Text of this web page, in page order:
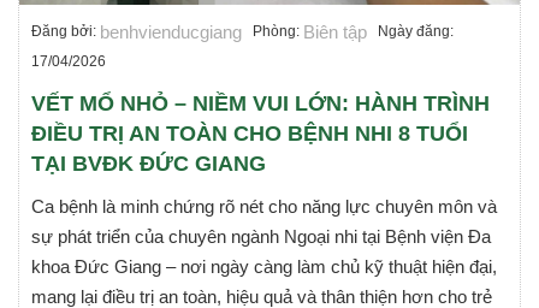
Đăng bởi: benhvienducgiang Phòng: Biên tập Ngày đăng:
17/04/2026
VẾT MỔ NHỎ – NIỀM VUI LỚN: HÀNH TRÌNH
ĐIỀU TRỊ AN TOÀN CHO BỆNH NHI 8 TUỔI
TẠI BVĐK ĐỨC GIANG
Ca bệnh là minh chứng rõ nét cho năng lực chuyên môn và
sự phát triển của chuyên ngành Ngoại nhi tại Bệnh viện Đa
khoa Đức Giang – nơi ngày càng làm chủ kỹ thuật hiện đại,
mang lại điều trị an toàn, hiệu quả và thân thiện hơn cho trẻ